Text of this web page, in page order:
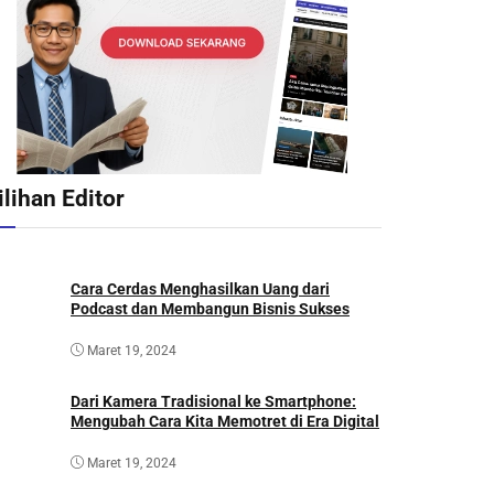
Editor
Cara Cerdas Menghasilkan Uang dari
Podcast dan Membangun Bisnis Sukses
Maret 19, 2024
Dari Kamera Tradisional ke Smartphone:
Mengubah Cara Kita Memotret di Era Digital
Maret 19, 2024